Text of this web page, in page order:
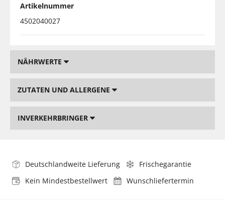
Artikelnummer
4502040027
NÄHRWERTE
ZUTATEN UND ALLERGENE
INVERKEHRBRINGER
Deutschlandweite Lieferung
Frischegarantie
Kein Mindestbestellwert
Wunschliefertermin